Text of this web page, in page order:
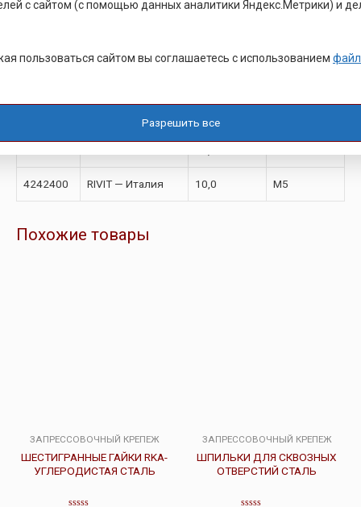
RIVIT — Италия
RIVIT — Италия
4242400 RIVIT — Италия 10,0 М5
Похожие товары
ЗАПРЕССОВОЧНЫЙ КРЕПЕЖ
ШЕСТИГРАННЫЕ ГАЙКИ RKA-
УГЛЕРОДИСТАЯ СТАЛЬ
ЗАПРЕССОВОЧНЫЙ КРЕПЕЖ
ШПИЛЬКИ ДЛЯ СКВОЗНЫХ
ОТВЕРСТИЙ СТАЛЬ
с сайтом (с помощью данных аналитики Яндекс.Метрики) и
пользоваться сайтом вы соглашаетесь с использованием
Разрешить все